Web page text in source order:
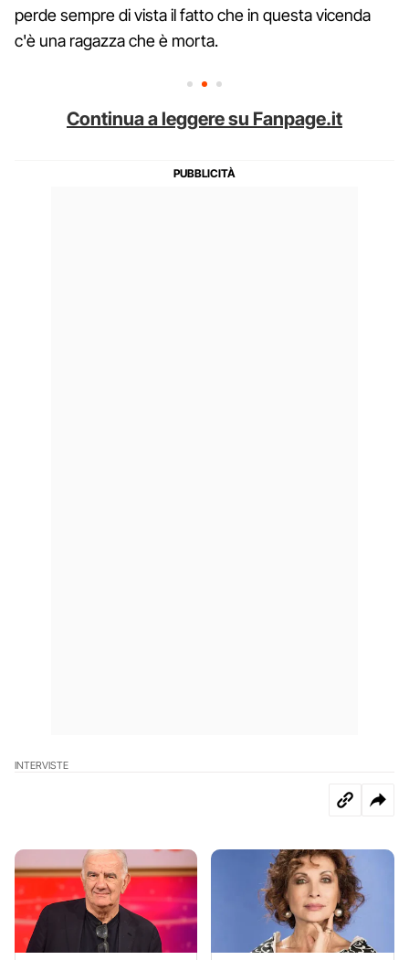
perde sempre di vista il fatto che in questa vicenda
c'è una ragazza che è morta.
Continua a leggere su Fanpage.it
INTERVISTE